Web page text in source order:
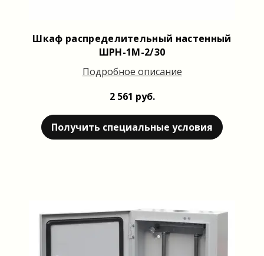
Шкаф распределительный настенный
ШРН-1М-2/30
Подробное описание
2 561 руб.
Получить специальные условия